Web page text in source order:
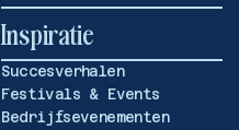
Inspiratie
Succesverhalen
Festivals & Events
Bedrijfsevenementen